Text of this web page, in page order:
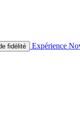
fidélité Expérience